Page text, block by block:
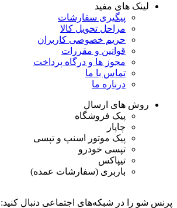
لینک های مفید
پیگیری سفارشات
مراحل تحویل کالا
حریم خصوصی کاربران
قوانین و مقررات
مجوز ها و درگاه پرداخت
تماس با ما
درباره ما
روش های ارسال
پیک فروشگاه
چاپار
پیک موتور اسنپ و تپسی
تپسی خودرو
تیپاکس
باربری (سفارشات عمده)
پرنس شو را در شبکه‌های اجتماعی دنبال کنید: